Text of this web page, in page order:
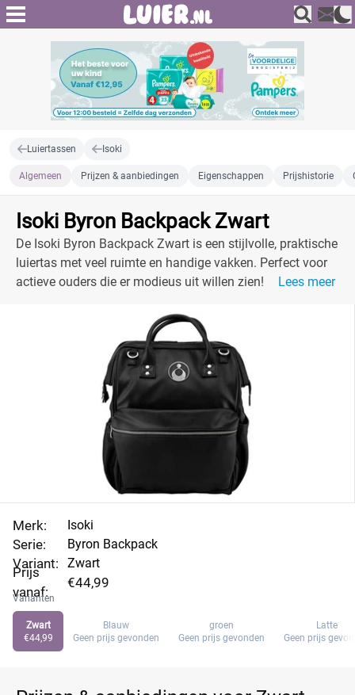
Luiertassen Isoki
Algemeen Prijzen & aanbiedingen Eigenschappen Prijshistorie
Isoki Byron Backpack Zwart
De Isoki Byron Backpack Zwart is een stijlvolle, praktische
luiertas met veel ruimte en handige vakken. Perfect voor
actieve ouders die er modieus uit willen zien!
Lees meer
Merk:
Serie:
Variant:
Prijs
vanaf:
Isoki
Byron Backpack
Zwart
€44,99
Varianten
Zwart
€44,99
Blauw
Geen prijs gevonden
groen
Geen prijs gevonden
Latte
Geen prijs